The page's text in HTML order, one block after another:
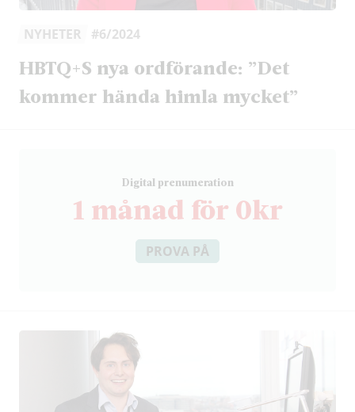
NYHETER #6/2024
HBTQ+S nya ordförande: ”Det
kommer hända himla mycket”
Digital prenumeration
1 månad för 0kr
PROVA PÅ